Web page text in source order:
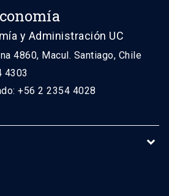
y Administración UC
4860, Macul. Santiago, Chile
4303
+56 2 2354 4028